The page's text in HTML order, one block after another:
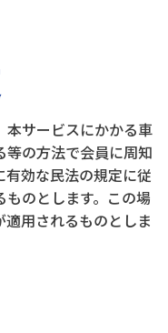
本サービスにかかる車
の方法で会員に周知
効な民法の規定に従
のとします。この場
用されるものとしま